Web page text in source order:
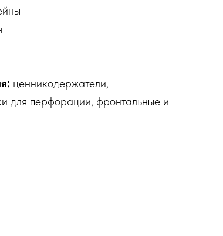
ценникодержатели,
для перфорации, фронтальные и